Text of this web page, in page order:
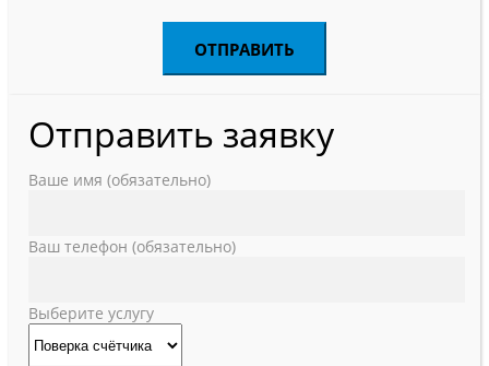
Отправить заявку
Ваше имя (обязательно)
Ваш телефон (обязательно)
Выберите услугу